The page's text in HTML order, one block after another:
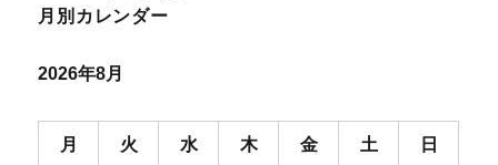
月別カレンダー
2026年8月
月 火 水 木 金 土 日